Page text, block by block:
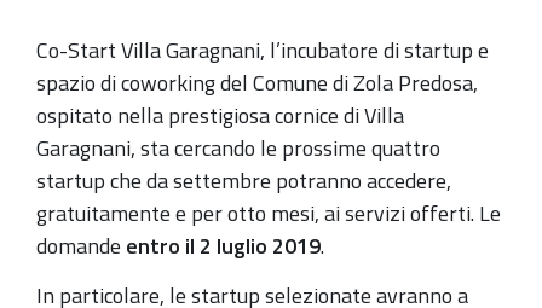
Co-Start Villa Garagnani, l’incubatore di startup e
spazio di coworking del Comune di Zola Predosa,
ospitato nella prestigiosa cornice di Villa
Garagnani, sta cercando le prossime quattro
startup che da settembre potranno accedere,
gratuitamente e per otto mesi, ai servizi offerti. Le
domande entro il 2 luglio 2019.
In particolare, le startup selezionate avranno a